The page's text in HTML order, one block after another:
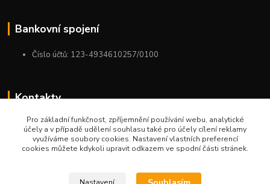
Bankovní spojení
Číslo účtů: 123-4934610257/0100
Kontakty
+420 775 954 963
9:00-12:00-13:00-16:00
Pro základní funkčnost, zpříjemnění používání webu, analytické
účely a v případě udělení souhlasu také pro účely cílení reklamy
využíváme soubory cookies. Nastavení vlastních preferencí
cookies můžete kdykoli upravit odkazem ve spodní části stránek.